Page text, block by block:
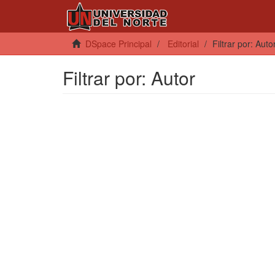
DSpace Principal Editorial Filtrar por:
Filtrar por: Autor